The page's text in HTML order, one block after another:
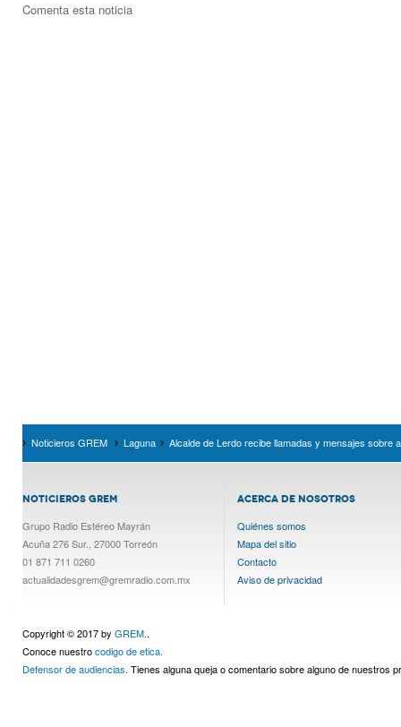
Comenta esta noticia
Noticieros GREM Laguna Alcalde de Lerdo recibe llamadas y mensajes sobre
NOTICIEROS GREM
Grupo Radio Estéreo Mayrán
Acuña 276 Sur., 27000 Torreón
01 871 711 0260
actualidadesgrem@gremradio.com.mx
ACERCA DE NOSOTROS
Quiénes somos
Mapa del sitio
Contacto
Aviso de privacidad
Copyright © 2017 by GREM..
Conoce nuestrocodigo de etica.
Defensor de audiencias. Tienes alguna queja o comentario sobre alguno de nuestros